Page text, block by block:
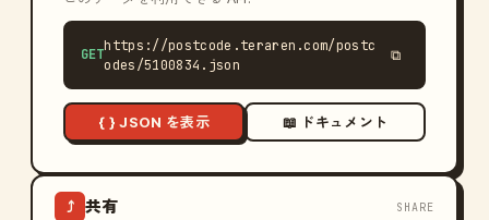
GET
https://postcode.teraren.com/postc
odes/5100834.json
⧉
{ } JSON を表示 📖 ドキュメント
⤴ 共有 SHARE